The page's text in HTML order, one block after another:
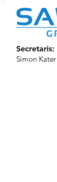
Secretaris:
Simon Kater